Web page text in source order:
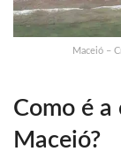
Maceió –
Como é
Maceió?